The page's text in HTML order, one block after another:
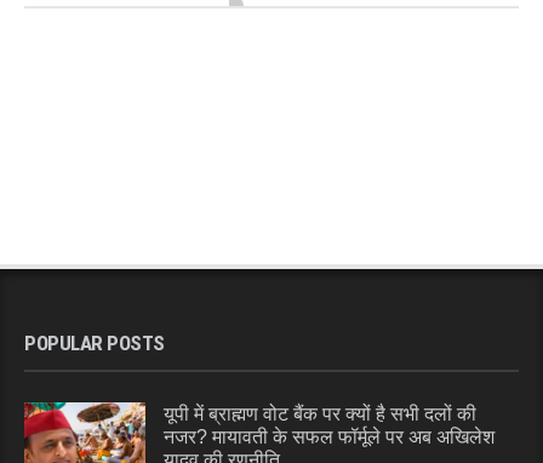
POPULAR POSTS
यूपी में ब्राह्मण वोट बैंक पर क्यों है सभी दलों की
नजर? मायावती के सफल फॉर्मूले पर अब अखिलेश